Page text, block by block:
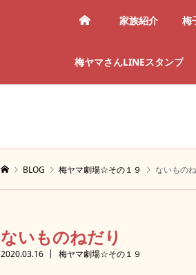
家族紹介 梅
梅ヤマさんLINEスタンプ
BLOG 梅ヤマ劇場☆その１９ ないもの
ないものねだり
2020.03.16 梅ヤマ劇場☆その１９